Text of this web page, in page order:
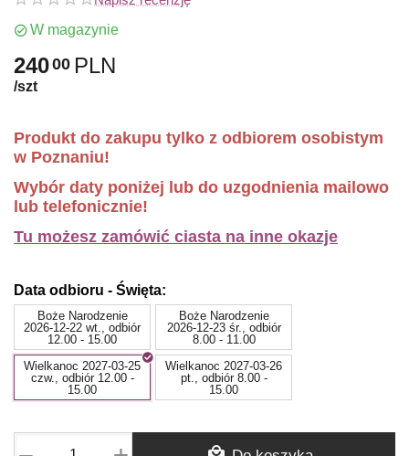
W magazynie
24000 PLN
/szt
Produkt do zakupu tylko z odbiorem osobistym
w Poznaniu!
Wybór daty poniżej lub do uzgodnienia mailowo
lub telefonicznie!
Tu możesz zamówić ciasta na inne okazje
Data odbioru - Święta:
Boże Narodzenie
2026-12-22 wt., odbiór
12.00 - 15.00
Boże Narodzenie
2026-12-23 śr., odbiór
8.00 - 11.00
Wielkanoc 2027-03-25
czw., odbiór 12.00 -
15.00
Wielkanoc 2027-03-26
pt., odbiór 8.00 -
15.00